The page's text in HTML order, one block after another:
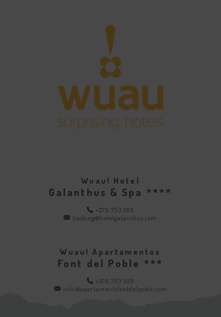
Wuau! Hotel
Galanthus & Spa ****
+376 753 300
booking@hotelgalanthus.com
Wuau! Apartamentos
Font del Poble ***
+376 753 300
info@apartamentsfontdelpoble.com